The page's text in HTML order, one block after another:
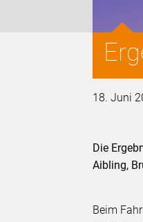
18. Juni
Die
Aibling,
Beim